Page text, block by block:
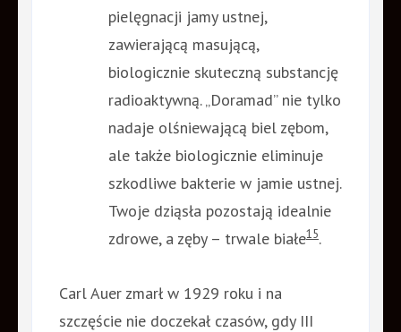
pielęgnacji jamy ustnej,
zawierającą masującą,
biologicznie skuteczną substancję
radioaktywną. „Doramad” nie tylko
nadaje olśniewającą biel zębom,
ale także biologicznie eliminuje
szkodliwe bakterie w jamie ustnej.
Twoje dziąsła pozostają idealnie
zdrowe, a zęby – trwale białe15.
Carl Auer zmarł w 1929 roku i na
szczęście nie doczekał czasów, gdy III